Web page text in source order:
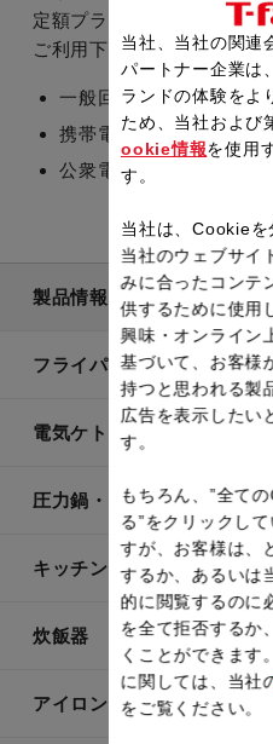
定額プラン」を適用させる
ご利用下さい。
一般回線 8.5円（税込
携帯電話 10円（税込11
公衆電話 10円（内税）/
製品情報
フライパン・鍋
電気ケトル
圧力鍋・電気圧力鍋
キッチン用品
炊飯器
アイロン・衣類スチーマー
当社、当社の関連
パートナー企業は
ランドの体験をよ
ため、当社および
ookie情報を使用
す。
当社は、Cookieを
当社のウェブサイ
みに合ったコンテ
供するために使用
興味・オンライン
基づいて、お客様
持つと思われる製
広告を表示したい
す。
もちろん、”全て
る”をクリックし
すが、お客様は、
するか、あるいは
的に閲覧するのに
を全て拒否するか
くことができます
に関しては、当社
をご覧ください。